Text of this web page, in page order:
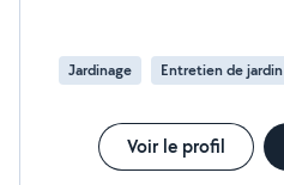
Jardinage Entretien de jardin
Voir le profil